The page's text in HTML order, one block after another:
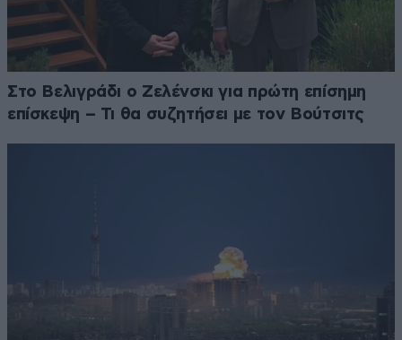
Στο Βελιγράδι ο Ζελένσκι για πρώτη επίσημη
επίσκεψη – Τι θα συζητήσει με τον Βούτσιτς